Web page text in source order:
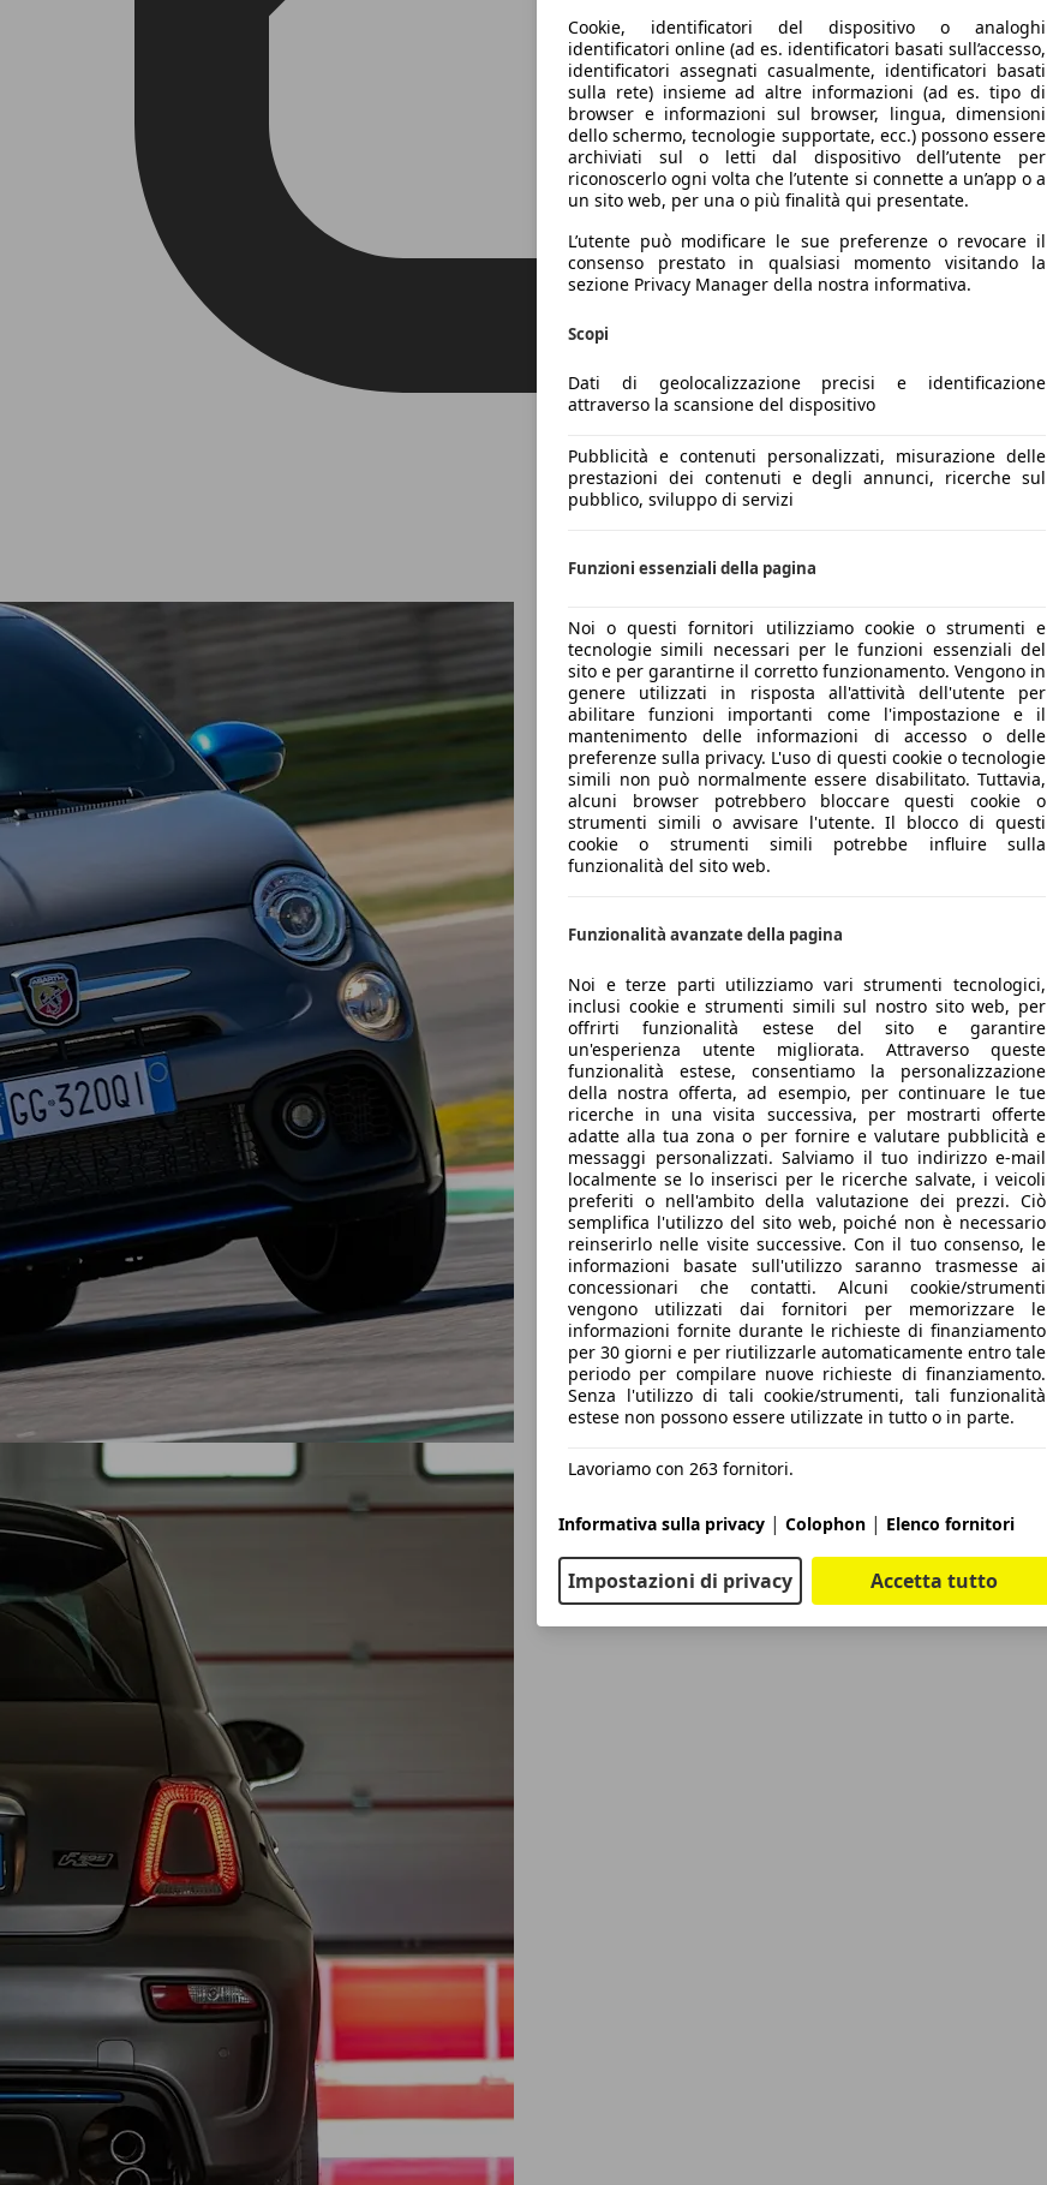
Cookie, identificatori del dispositivo o analoghi
identificatori online (ad es. identificatori basati sull’accesso,
identificatori assegnati casualmente, identificatori basati
sulla rete) insieme ad altre informazioni (ad es. tipo di
browser e informazioni sul browser, lingua, dimensioni
dello schermo, tecnologie supportate, ecc.) possono essere
archiviati sul o letti dal dispositivo dell’utente per
riconoscerlo ogni volta che l’utente si connette a un’app o a
un sito web, per una o più finalità qui presentate.
L’utente può modificare le sue preferenze o revocare il
consenso prestato in qualsiasi momento visitando la
sezione Privacy Manager della nostra informativa.
Scopi
Dati di geolocalizzazione precisi e identificazione
attraverso la scansione del dispositivo
Pubblicità e contenuti personalizzati, misurazione delle
prestazioni dei contenuti e degli annunci, ricerche sul
pubblico, sviluppo di servizi
Funzioni essenziali della pagina
Noi o questi fornitori utilizziamo cookie o strumenti e
tecnologie simili necessari per le funzioni essenziali del
sito e per garantirne il corretto funzionamento. Vengono in
genere utilizzati in risposta all'attività dell'utente per
abilitare funzioni importanti come l'impostazione e il
mantenimento delle informazioni di accesso o delle
preferenze sulla privacy. L'uso di questi cookie o tecnologie
simili non può normalmente essere disabilitato. Tuttavia,
alcuni browser potrebbero bloccare questi cookie o
strumenti simili o avvisare l'utente. Il blocco di questi
cookie o strumenti simili potrebbe influire sulla
funzionalità del sito web.
Funzionalità avanzate della pagina
Noi e terze parti utilizziamo vari strumenti tecnologici,
inclusi cookie e strumenti simili sul nostro sito web, per
offrirti funzionalità estese del sito e garantire
un'esperienza utente migliorata. Attraverso queste
funzionalità estese, consentiamo la personalizzazione
della nostra offerta, ad esempio, per continuare le tue
ricerche in una visita successiva, per mostrarti offerte
adatte alla tua zona o per fornire e valutare pubblicità e
messaggi personalizzati. Salviamo il tuo indirizzo e-mail
localmente se lo inserisci per le ricerche salvate, i veicoli
preferiti o nell'ambito della valutazione dei prezzi. Ciò
semplifica l'utilizzo del sito web, poiché non è necessario
reinserirlo nelle visite successive. Con il tuo consenso, le
informazioni basate sull'utilizzo saranno trasmesse ai
concessionari che contatti. Alcuni cookie/strumenti
vengono utilizzati dai fornitori per memorizzare le
informazioni fornite durante le richieste di finanziamento
per 30 giorni e per riutilizzarle automaticamente entro tale
periodo per compilare nuove richieste di finanziamento.
Senza l'utilizzo di tali cookie/strumenti, tali funzionalità
estese non possono essere utilizzate in tutto o in parte.
Lavoriamo con 263 fornitori.
Informativa sulla privacy | Colophon | Elenco fornitori
Impostazioni di privacy Accetta tutto